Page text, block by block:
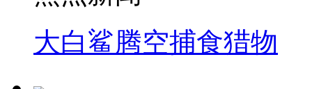
大白鲨腾空捕食猎物